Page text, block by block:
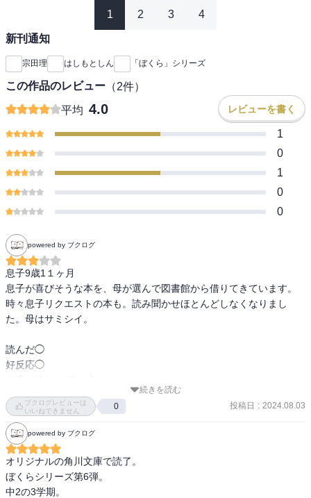
1 2 3 4
新刊通知
宗田理 はしもとしん 「ぼくら」シリーズ
この作品のレビュー （2件）
平均 4.0 レビューを書く
1
0
1
0
0
powered by ブクログ
息子9歳1１ヶ月
息子が喜びそうな本を、母が選んで図書館から借りてきています。
時々息子リクエストの本も。読み聞かせほとんどしなくなりまし
た。母はサミシイ。
読んだ◯
好反応◯
「また借りてきて！」「続き読みたい！」◯
その他
久々にどハマり。
続きを読む
ブクログレビューは
いいねできません
0 投稿日 : 2024.08.03
powered by ブクログ
オリジナルの角川文庫で読了。
ぼくらシリーズ第6弾。
中2の3学期。